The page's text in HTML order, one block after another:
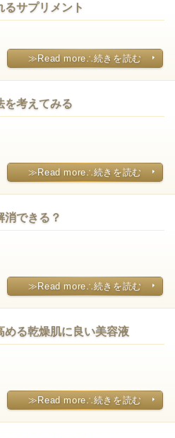
るサプリメント
≫Read more∴続きを読む
を考えてみる
≫Read more∴続きを読む
消できる？
≫Read more∴続きを読む
める乾燥肌に良い美容液
≫Read more∴続きを読む